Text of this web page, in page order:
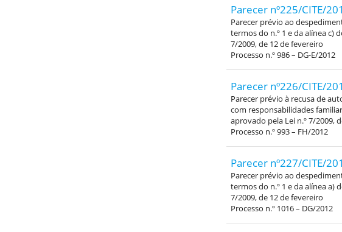
Parecer nº225/CITE/
Parecer prévio ao
termos do n.º 1 e da alínea c)
7/2009, de 12 de fevereiro
Processo n.º 986 – DG-E/2012
Parecer nº226/CITE/
Parecer prévio à recusa de
com responsabilidades
aprovado pela Lei n.º 7/2009,
Processo n.º 993 – FH/2012
Parecer nº227/CITE/
Parecer prévio ao
termos do n.º 1 e da alínea a)
7/2009, de 12 de fevereiro
Processo n.º 1016 – DG/2012